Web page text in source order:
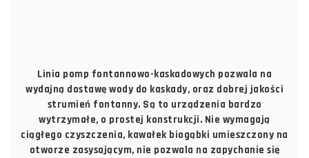
Linia pomp fontannowo-kaskadowych pozwala na
wydajną dostawę wody do kaskady, oraz dobrej jakości
strumień fontanny. Są to urządzenia bardzo
wytrzymałe, o prostej konstrukcji. Nie wymagają
ciągłego czyszczenia, kawałek biogąbki umieszczony na
otworze zasysającym, nie pozwala na zapychanie się